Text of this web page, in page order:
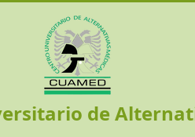
de